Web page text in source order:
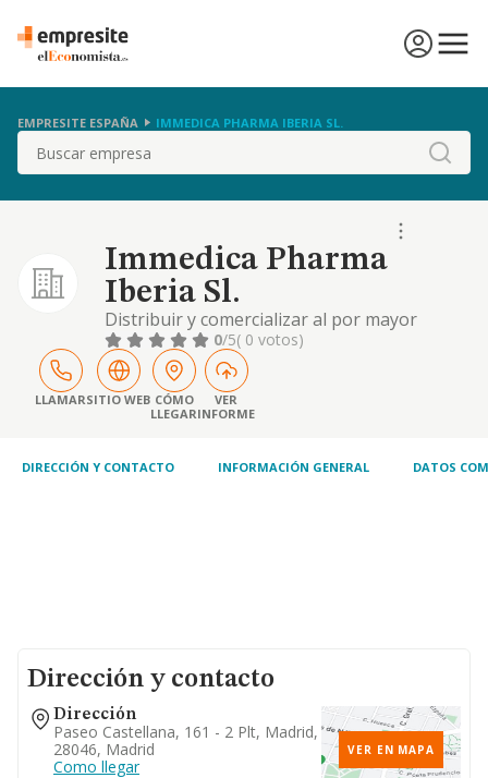
EMPRESITE ESPAÑA IMMEDICA PHARMA IBERIA SL.
Buscar
Immedica Pharma
Iberia Sl.
Distribuir y comercializar al por mayor
productos farmacéuticos para
enfermedades raras y especilidades nicho de
cuidado.
0/5( 0 votos)
LLAMARSITIO WEB CÓMO
LLEGAR
VER
INFORME
DIRECCIÓN Y CONTACTO INFORMACIÓN GENERAL DATOS
Dirección y contacto
Dirección
Paseo Castellana, 161 - 2 Plt, Madrid,
28046, Madrid
Como llegar
VER EN MAPA